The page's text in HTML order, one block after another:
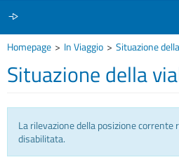
IL CCISS
INFO E MEDIA
Homepage In Viaggio Situazione
Situazione della
La rilevazione della posizione
disabilitata.